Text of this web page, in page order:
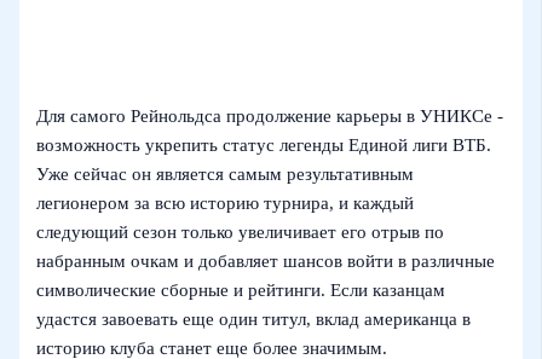
Для самого Рейнольдса продолжение карьеры в УНИКСе -
возможность укрепить статус легенды Единой лиги ВТБ.
Уже сейчас он является самым результативным
легионером за всю историю турнира, и каждый
следующий сезон только увеличивает его отрыв по
набранным очкам и добавляет шансов войти в различные
символические сборные и рейтинги. Если казанцам
удастся завоевать еще один титул, вклад американца в
историю клуба станет еще более значимым.